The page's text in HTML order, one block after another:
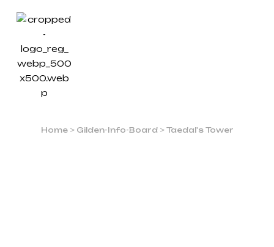
13.
LIGHTNING! DESTROY!
Home> Gilden-Info-Board> Taedal's Tower